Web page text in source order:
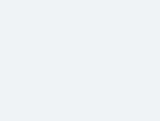
دارید کنترل کامل بر ترافیک و
حجیم یا استفاده در شبکه‌های